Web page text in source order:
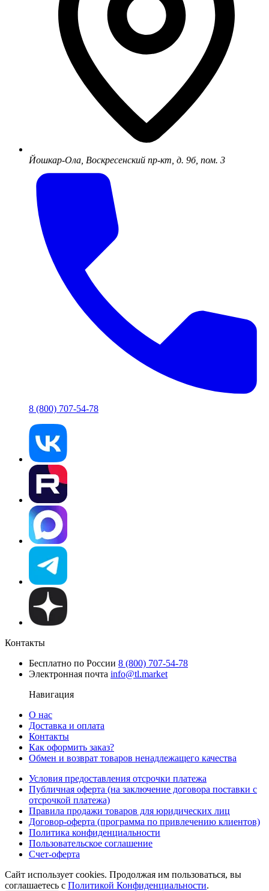
Йошкар-Ола, Воскресенский пр-кт, д. 9б, пом. 3
8 (800) 707-54-78
Контакты
Бесплатно по России 8 (800) 707-54-78
Электронная почта info@tl.market
Навигация
О нас
Доставка и оплата
Контакты
Как оформить заказ?
Обмен и возврат товаров ненадлежащего качества
Условия предоставления отсрочки платежа
Публичная оферта (на заключение договора поставки с
отсрочкой платежа)
Правила продажи товаров для юридических лиц
Договор-оферта (программа по привлечению клиентов)
Политика конфиденциальности
Пользовательское соглашение
Счет-оферта
Сайт использует cookies. Продолжая им пользоваться, вы
соглашаетесь c Политикой Конфиденциальности.